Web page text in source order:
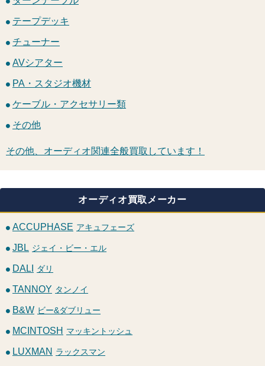
テープデッキ
チューナー
AVシアター
PA・スタジオ機材
ケーブル・アクセサリー類
その他
その他、オーディオ関連全般買取しています！
オーディオ買取メーカー
ACCUPHASE アキュフェーズ
JBL ジェイ・ビー・エル
DALI ダリ
TANNOY タンノイ
B&W ビー&ダブリュー
MCINTOSH マッキントッシュ
LUXMAN ラックスマン